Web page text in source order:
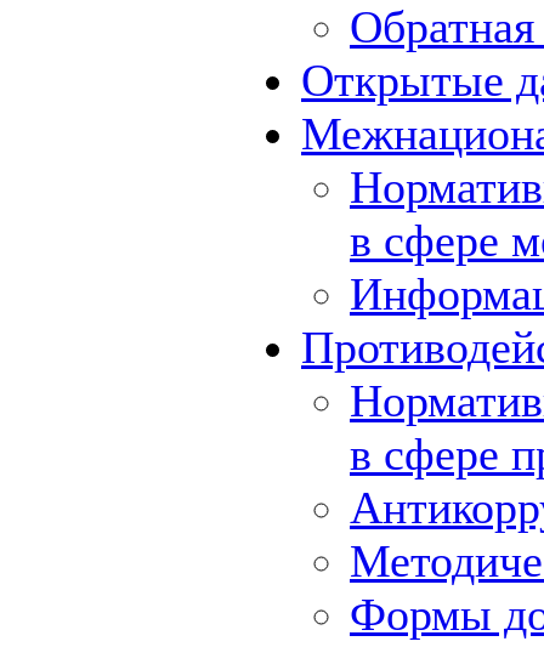
Обратная
Открытые
в сфере
в сфере
Формы